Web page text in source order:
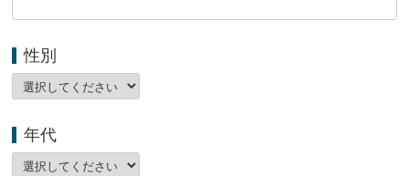
性別
年代